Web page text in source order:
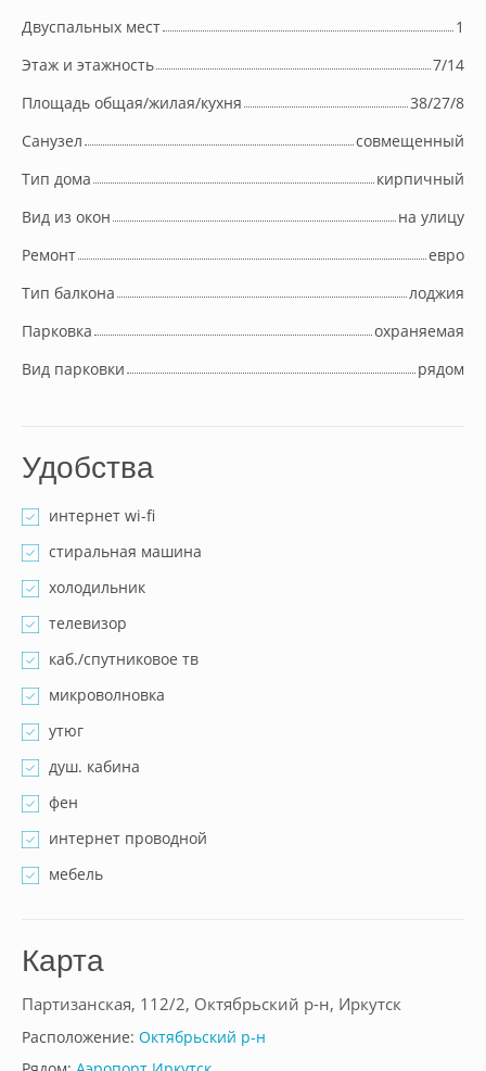
Двуспальных мест
1
Этаж и этажность
7/14
Площадь общая/жилая/кухня
38/27/8
Cанузел
совмещенный
Тип дома
кирпичный
Вид из окон
на улицу
Ремонт
евро
Тип балкона
лоджия
Парковка
охраняемая
Вид парковки
рядом
Удобства
интернет wi-fi
стиральная машина
холодильник
телевизор
каб./спутниковое тв
микроволновка
утюг
душ. кабина
фен
интернет проводной
мебель
Карта
Партизанская, 112/2, Октябрьский р-н, Иркутск
Расположение: Октябрьский р-н